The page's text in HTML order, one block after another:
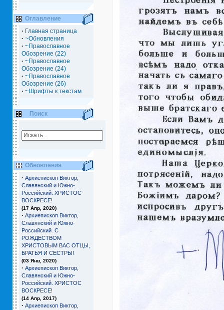
Оглавление
· Главная страница
· ~Обновления
· ~Православное
Обозрение (22)
· ~Православное
Обозрение (24)
· ~Православное
Обозрение (26)
· ~Шрифты к текстам
Поиск
Обновления
· Архиепископ Виктор,
Славянский и Южно-
Российский. ХРИСТОС
ВОСКРЕСЕ!
(17 Апр, 2020)
· Архиепископ Виктор,
Славянский и Южно-
Российский. С
РОЖДЕСТВОМ
ХРИСТОВЫМ ВАС ОТЦЫ,
БРАТЬЯ И СЕCТРЫ!
(03 Янв, 2020)
· Архиепископ Виктор,
Славянский и Южно-
Российский. ХРИСТОС
ВОСКРЕСЕ!
(14 Апр, 2017)
· Архиепископ Виктор,